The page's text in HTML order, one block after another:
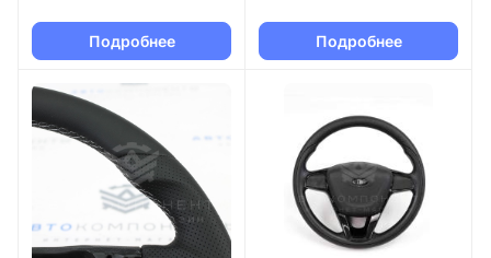
Подробнее
подушки ВАЗ 2110-2112
(евро), Калина, Гранта,
Подробнее